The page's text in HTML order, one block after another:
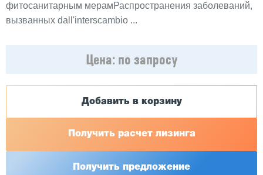
фитосанитарным мерамРаспространения заболеваний,
вызванных dall'interscambio ...
Цена: по запросу
Добавить в корзину
Получить расчет лизинга
Получить предложение